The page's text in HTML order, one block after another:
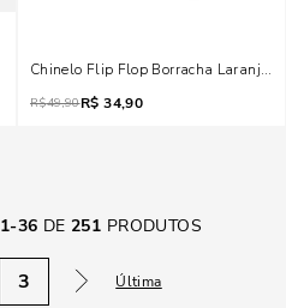
Chinelo Flip Flop Borracha Laranja
R$49,90R$ 34,90
1-36 DE251 PRODUTOS
3 Última